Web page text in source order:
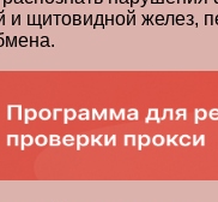
и щитовидной желез,